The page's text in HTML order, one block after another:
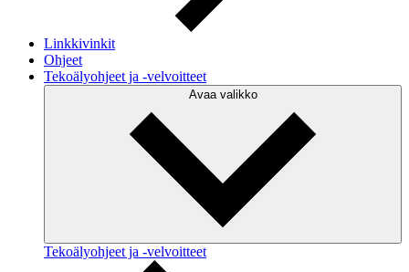
Linkkivinkit
Ohjeet
Tekoälyohjeet ja -velvoitteet
Avaa valikko
Tekoälyohjeet ja -velvoitteet